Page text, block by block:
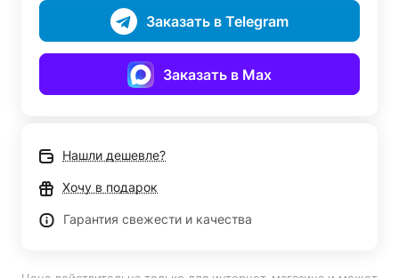
Заказать в Telegram
Заказать в Max
Нашли дешевле?
Хочу в подарок
Гарантия свежести и качества